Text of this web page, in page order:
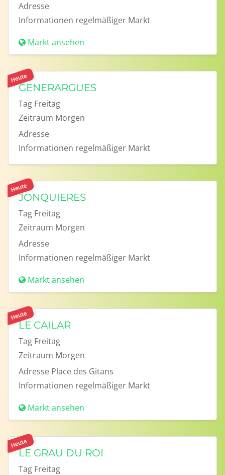
Adresse
Informationen regelmäßiger Markt
Markt ansehen
Heute
GENERARGUES
Tag Freitag
Zeitraum Morgen
Adresse
Informationen regelmäßiger Markt
Heute
JONQUIERES
Tag Freitag
Zeitraum Morgen
Adresse
Informationen regelmäßiger Markt
Markt ansehen
Heute
LE CAILAR
Tag Freitag
Zeitraum Morgen
Adresse Place des Gitans
Informationen regelmäßiger Markt
Markt ansehen
Heute
LE GRAU DU ROI
Tag Freitag